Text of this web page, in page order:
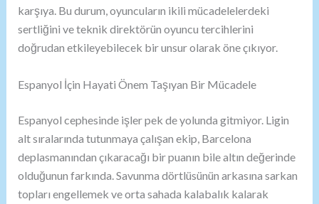
karşıya. Bu durum, oyuncuların ikili mücadelelerdeki
sertliğini ve teknik direktörün oyuncu tercihlerini
doğrudan etkileyebilecek bir unsur olarak öne çıkıyor.
Espanyol İçin Hayati Önem Taşıyan Bir Mücadele
Espanyol cephesinde işler pek de yolunda gitmiyor. Ligin
alt sıralarında tutunmaya çalışan ekip, Barcelona
deplasmanından çıkaracağı bir puanın bile altın değerinde
olduğunun farkında. Savunma dörtlüsünün arkasına sarkan
topları engellemek ve orta sahada kalabalık kalarak